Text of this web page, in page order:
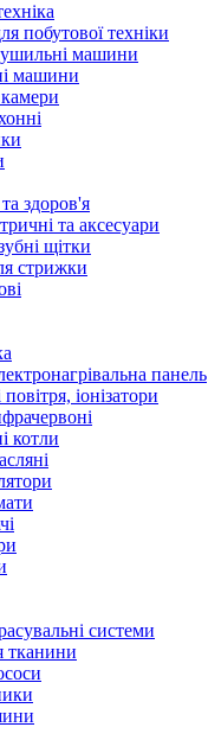
побутової техніки
машини
машини
здоров'я
та аксесуари
щітки
стрижки
панель
іонізатори
котли
системи
тканини